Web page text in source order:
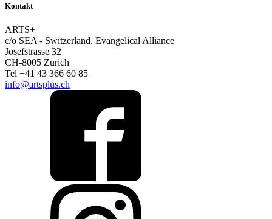
Kontakt
ARTS+
c/o SEA - Switzerland. Evangelical Alliance
Josefstrasse 32
CH-8005 Zurich
Tel +41 43 366 60 85
info@artsplus.ch